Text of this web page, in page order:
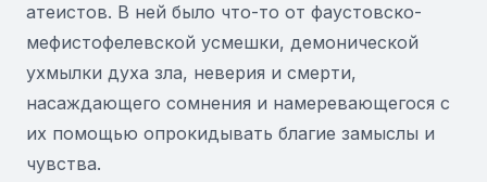
атеистов. В ней было что-то от фаустовско-
мефистофелевской усмешки, демонической
ухмылки духа зла, неверия и смерти,
насаждающего сомнения и намеревающегося с
их помощью опрокидывать благие замыслы и
чувства.